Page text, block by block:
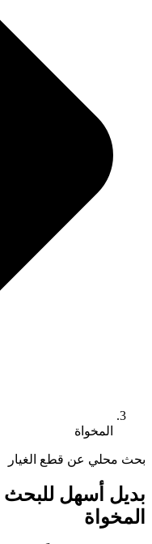
المخواة
بحث محلي عن قطع الغيار
بديل أسهل
المخواة